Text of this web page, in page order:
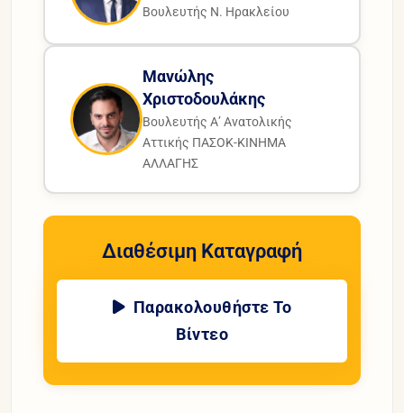
Βουλευτής Ν. Ηρακλείου
Μανώλης
Χριστοδουλάκης
Βουλευτής Α’ Ανατολικής
Αττικής ΠΑΣΟΚ-ΚΙΝΗΜΑ
ΑΛΛΑΓΗΣ
Διαθέσιμη Καταγραφή
Παρακολουθήστε Το
Βίντεο